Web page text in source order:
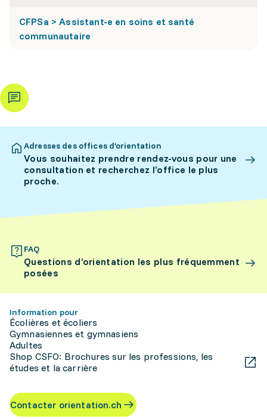
CFPSa > Assistant-e en soins et santé
communautaire
Adresses des offices d’orientation
Vous souhaitez prendre rendez-vous pour une
consultation et recherchez l’office le plus
proche.
FAQ
Questions d’orientation les plus fréquemment
posées
Information pour
Écolières et écoliers
Gymnasiennes et gymnasiens
Adultes
Shop CSFO: Brochures sur les professions, les
études et la carrière
Contacter orientation.ch